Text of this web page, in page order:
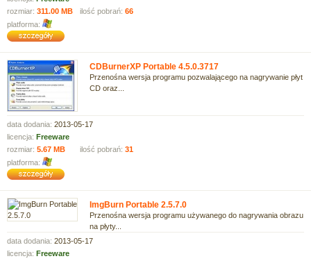
rozmiar: 311.00 MB ilość pobrań: 66
platforma:
CDBurnerXP Portable 4.5.0.3717
Przenośna wersja programu pozwalającego na nagrywanie płyt
CD oraz...
data dodania: 2013-05-17
licencja: Freeware
rozmiar: 5.67 MB ilość pobrań: 31
platforma:
ImgBurn Portable 2.5.7.0
Przenośna wersja programu używanego do nagrywania obrazu
na płyty...
data dodania: 2013-05-17
licencja: Freeware